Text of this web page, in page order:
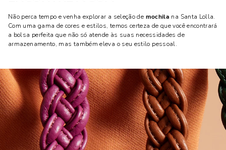
Não perca tempo e venha explorar a seleção de mochila na Santa Lolla.
Com uma gama de cores e estilos, temos certeza de que você encontrará
a bolsa perfeita que não só atende às suas necessidades de
armazenamento, mas também eleva o seu estilo pessoal.